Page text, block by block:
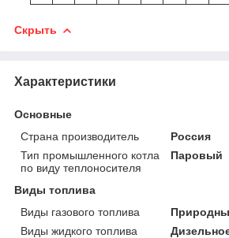
Скрыть
Характеристики
Основные
Страна производитель
Россия
Тип промышленного котла
по виду теплоносителя
Паровый
Виды топлива
Виды газового топлива
Виды жидкого топлива